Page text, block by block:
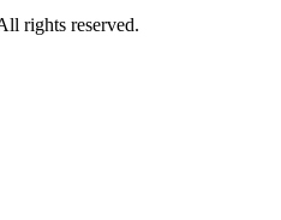
rights reserved.